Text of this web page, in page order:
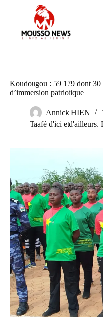
Koudougou : 59 179 dont 30
d’immersion patriotique
Annick HIEN
Taafé d'ici etd'ailleurs,